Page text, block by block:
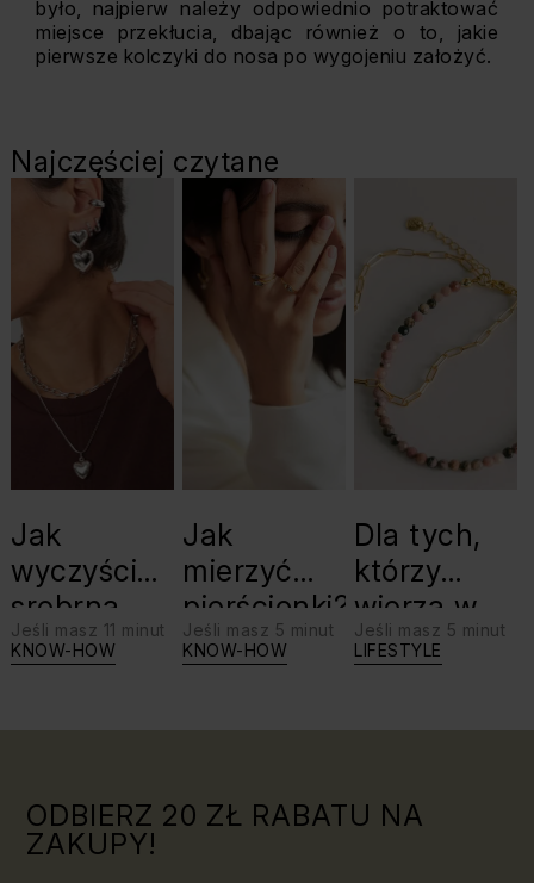
było, najpierw należy odpowiednio potraktować
miejsce przekłucia, dbając również o to, jakie
pierwsze kolczyki do nosa po wygojeniu założyć.
Najczęściej czytane
Jak
wyczyścić
srebrną
biżuterię?
Jeśli masz 11 minut
KNOW-HOW
Jak
mierzyć
pierścionki?
Jeśli masz 5 minut
KNOW-HOW
Dla tych,
którzy
wierzą w
swoje siły:
Jeśli masz 5 minut
LIFESTYLE
ODBIERZ 20 ZŁ RABATU NA
ZAKUPY!